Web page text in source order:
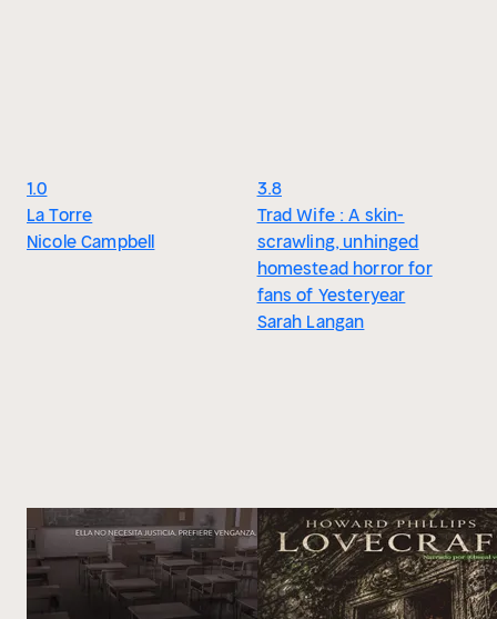
1.0
La Torre
Nicole Campbell
3.8
Trad Wife : A skin-
scrawling, unhinged
homestead horror for
fans of Yesteryear
Sarah Langan